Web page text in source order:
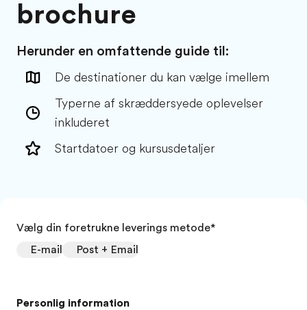
brochure
Herunder en omfattende guide til:
De destinationer du kan vælge imellem
Typerne af skræddersyede oplevelser
inkluderet
Startdatoer og kursusdetaljer
Vælg din foretrukne leverings metode*
E-mail
Post + Email
Personlig information